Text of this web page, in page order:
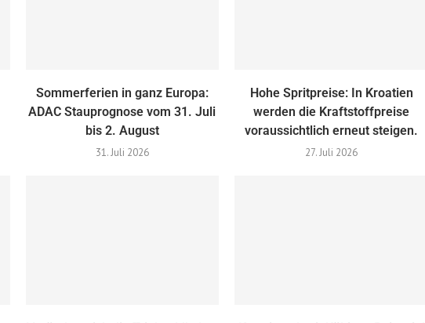
Sommerferien in ganz Europa:
ADAC Stauprognose vom 31. Juli
bis 2. August
31. Juli 2026
Hohe Spritpreise: In Kroatien
werden die Kraftstoffpreise
voraussichtlich erneut steigen.
27. Juli 2026